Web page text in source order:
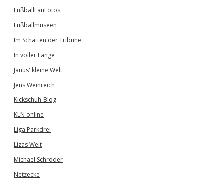
FußballFanFotos
Fußballmuseen
Im Schatten der Tribüne
In voller Länge
Janus' kleine Welt
Jens Weinreich
Kickschuh-Blog
KLN online
Liga Parkdrei
Lizas Welt
Michael Schröder
Netzecke